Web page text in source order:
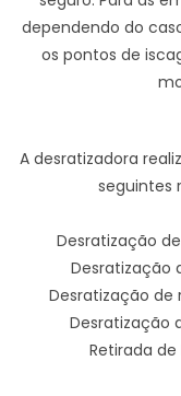
dependendo do
os pontos de
A desratizadora
seguintes
Desratização
Desratização
Desratização de
Desratização
Retirada